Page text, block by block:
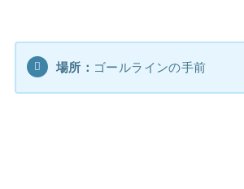
場所： ゴールラインの手前